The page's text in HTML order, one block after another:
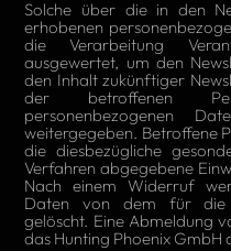
Solche über die in den
erhobenen
die Verarbeitung
ausgewertet, um den
den Inhalt zukünftiger
der betroffenen
personenbezogenen
weitergegeben. Betroffene
die diesbezügliche
Verfahren abgegebene
Nach einem Widerruf
Daten von dem für die
gelöscht. Eine Abmeldung
das Hunting Phoenix